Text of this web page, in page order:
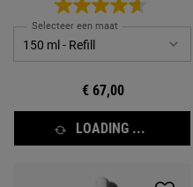
Selecteer een maat
€ 67,00
LOADING ...